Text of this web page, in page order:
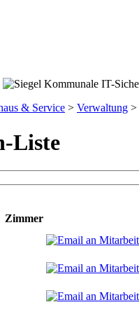
& Service > Verwaltung >
Liste
Zimmer